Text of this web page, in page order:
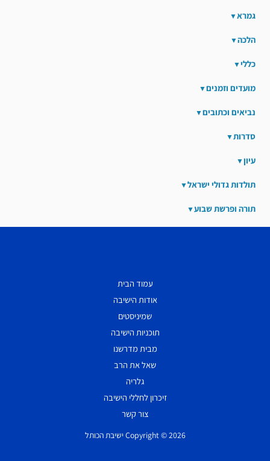
גמרא
הלכה
כללי
מועדים וזמנים
נביאים וכתובים
סדרות
עיון
תולדות גדולי ישראל
תורה ופרשת שבוע
עמוד הבית
אודות הישיבה
שמיניסטים
תוכניות הישיבה
מבית מדרשנו
שאל את הרב
גלריה
זיכרון לחללי הישיבה
צור קשר
Copyright © 2026 ישיבת הכותל